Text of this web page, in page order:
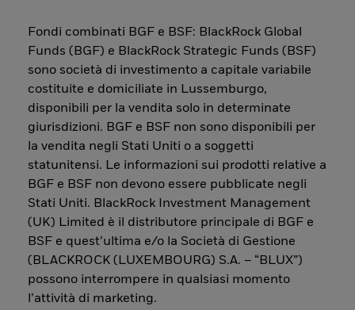
Fondi combinati BGF e BSF: BlackRock Global
Funds (BGF) e BlackRock Strategic Funds (BSF)
sono società di investimento a capitale variabile
costituite e domiciliate in Lussemburgo,
disponibili per la vendita solo in determinate
giurisdizioni. BGF e BSF non sono disponibili per
la vendita negli Stati Uniti o a soggetti
statunitensi. Le informazioni sui prodotti relative a
BGF e BSF non devono essere pubblicate negli
Stati Uniti. BlackRock Investment Management
(UK) Limited è il distributore principale di BGF e
BSF e quest’ultima e/o la Società di Gestione
(BLACKROCK (LUXEMBOURG) S.A. – “BLUX”)
possono interrompere in qualsiasi momento
l’attività di marketing.